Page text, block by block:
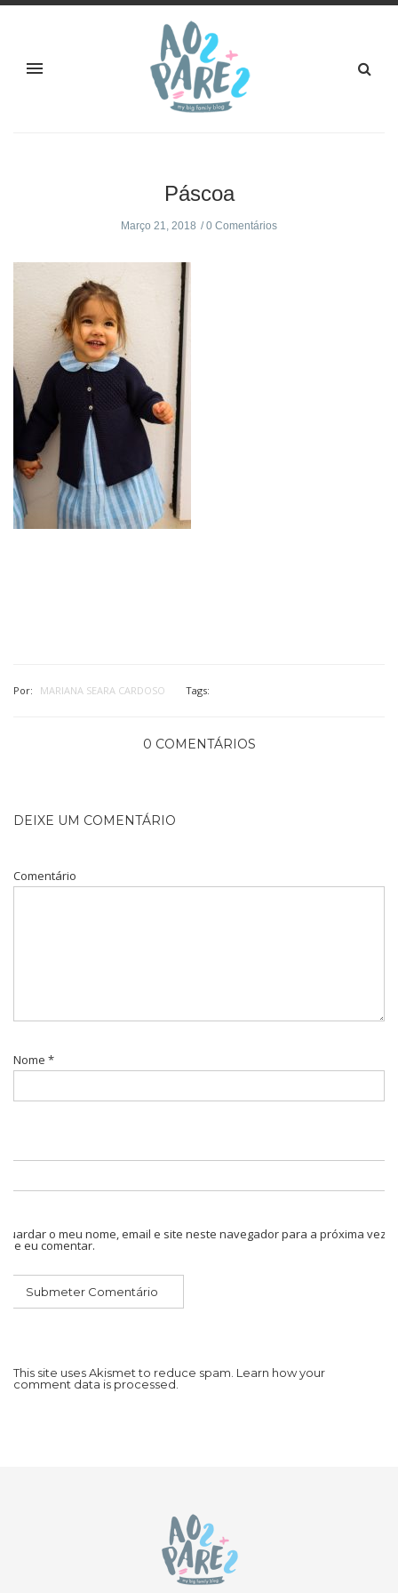
Páscoa
Março 21, 2018 0 Comentários
Por: MARIANA SEARA CARDOSO Tags:
0 COMENTÁRIOS
DEIXE UM COMENTÁRIO
Comentário
Nome *
Guardar o meu nome, email e site neste navegador para a próxima vez
que eu comentar.
This site uses Akismet to reduce spam. Learn how your
comment data is processed.